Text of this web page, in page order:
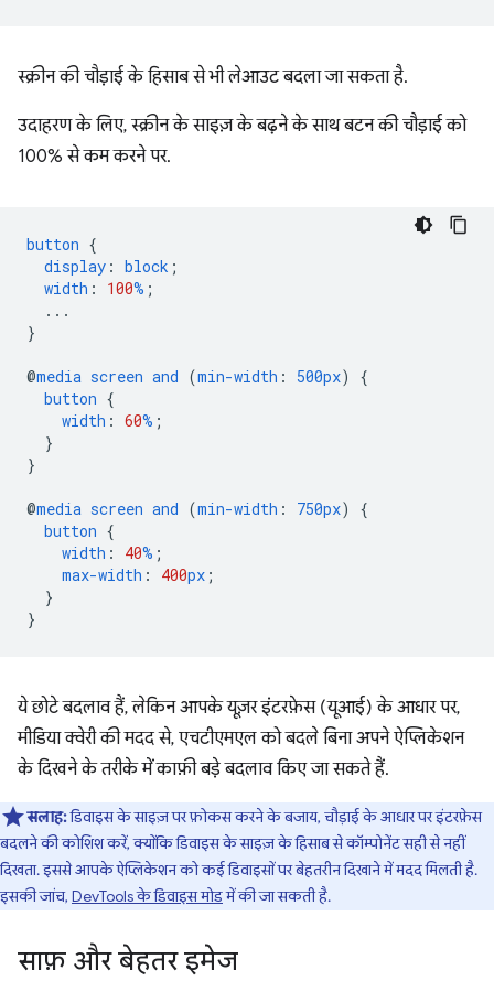
स्क्रीन की चौड़ाई के हिसाब से भी लेआउट बदला जा सकता है.
उदाहरण के लिए, स्क्रीन के साइज़ के बढ़ने के साथ बटन की चौड़ाई को
100% से कम करने पर.
button {
display : block ;
width : 100% ;
...
}
@media screen and (min-width : 500px)
{
button {
width : 60% ;
}
}
@media screen and (min-width : 750px)
{
button {
width : 40% ;
max-width : 400px ;
}
}
ये छोटे बदलाव हैं, लेकिन आपके यूज़र इंटरफ़ेस (यूआई) के आधार पर,
मीडिया क्वेरी की मदद से, एचटीएमएल को बदले बिना अपने ऐप्लिकेशन
के दिखने के तरीके में काफ़ी बड़े बदलाव किए जा सकते हैं.
सलाह:डिवाइस के साइज़ पर फ़ोकस करने के बजाय, चौड़ाई के आधार पर इंटरफ़ेस
बदलने की कोशिश करें, क्योंकि डिवाइस के साइज़ के हिसाब से कॉम्पोनेंट सही से नहीं
दिखता. इससे आपके ऐप्लिकेशन को कई डिवाइसों पर बेहतरीन दिखाने में मदद मिलती है.
इसकी जांच, DevTools के डिवाइस मोडमें की जा सकती है.
साफ़ और बेहतर इमेज